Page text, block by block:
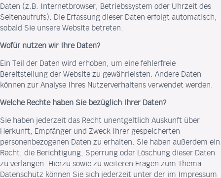
Daten (z.B. Internetbrowser, Betriebssystem oder Uhrzeit des
Seitenaufrufs). Die Erfassung dieser Daten erfolgt automatisch,
sobald Sie unsere Website betreten.
Wofür nutzen wir Ihre Daten?
Ein Teil der Daten wird erhoben, um eine fehlerfreie
Bereitstellung der Website zu gewährleisten. Andere Daten
können zur Analyse Ihres Nutzerverhaltens verwendet werden.
Welche Rechte haben Sie bezüglich Ihrer Daten?
Sie haben jederzeit das Recht unentgeltlich Auskunft über
Herkunft, Empfänger und Zweck Ihrer gespeicherten
personenbezogenen Daten zu erhalten. Sie haben außerdem ein
Recht, die Berichtigung, Sperrung oder Löschung dieser Daten
zu verlangen. Hierzu sowie zu weiteren Fragen zum Thema
Datenschutz können Sie sich jederzeit unter der im Impressum